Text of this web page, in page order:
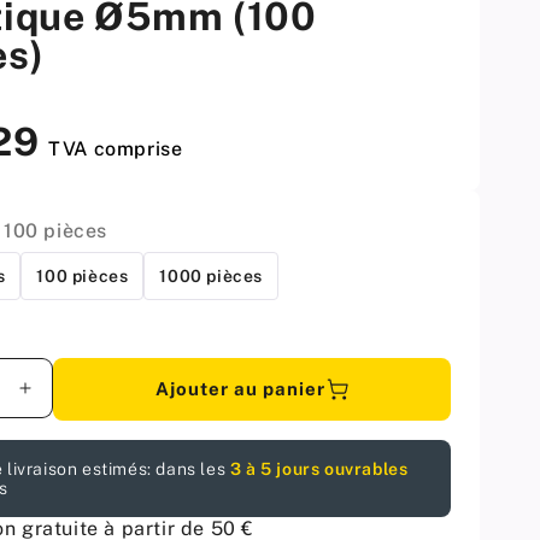
Ø5mm (100
TVA comprise
100 pièces
100 pièces 1000 pièces
Augmenter
la
pour
pour
Ajouter au panier
livraison estimés: dans les 3 à 5 jours ouvrables
gratuite à partir de 50 €